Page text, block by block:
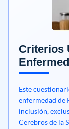
Criterios
Este
enfermedad de
inclusión,
Cerebros de la